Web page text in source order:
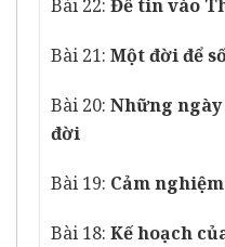
Bài 22: Để tin vào
Bài 21: Một đời để
Bài 20: Những
đời
Bài 19: Cảm
Bài 18: Kế hoạch